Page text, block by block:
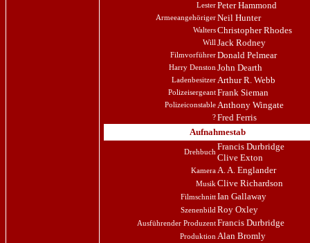
LesterPeter Hammond
ArmeeangehörigerNeil Hunter
WaltersChristopher Rhodes
Will Jack Rodney
FilmvorführerDonald Pelmear
Harry Denston John Dearth
LadenbesitzerArthur R. Webb
PolizeisergeantFrank Sieman
PolizeiconstableAnthony Wingate
?Fred Ferris
Aufnahmestab
Drehbuch
Francis Durbridge
Clive Exton
KameraA. A. Englander
Musik Clive Richardson
FilmschnittIan Gallaway
Szenenbild Roy Oxley
Ausführender ProduzentFrancis Durbridge
Produktion Alan Bromly